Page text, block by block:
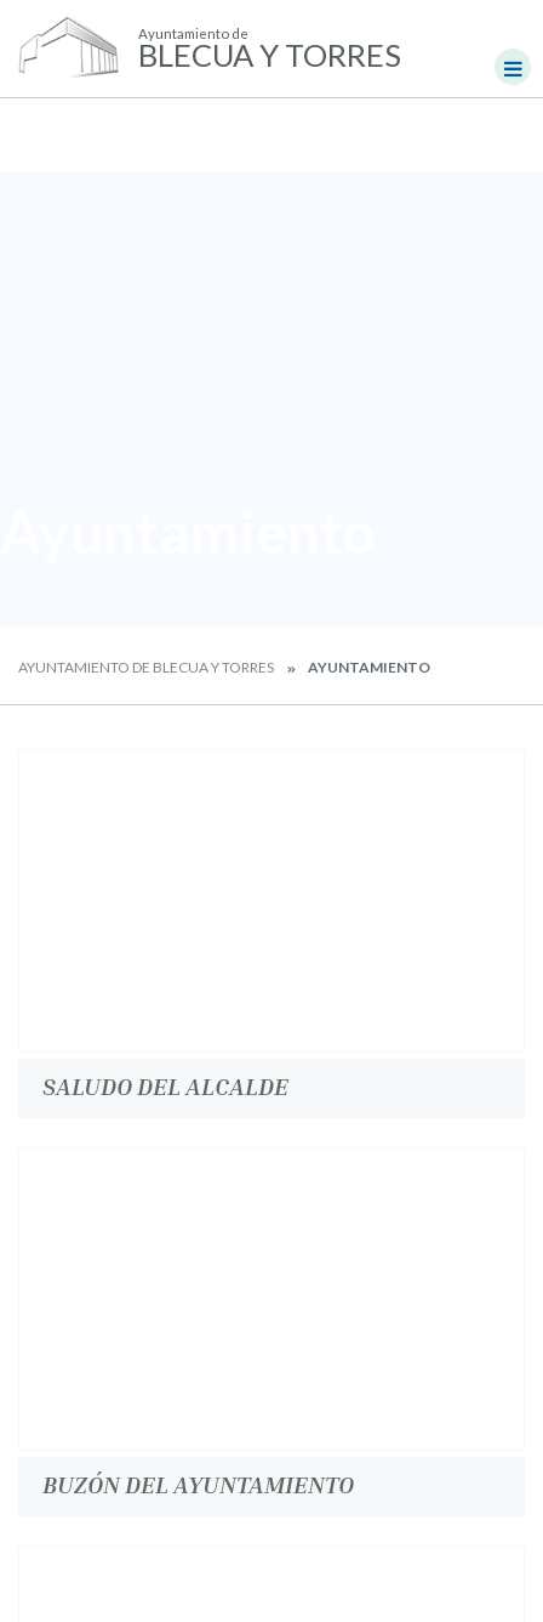
Ayuntamiento de
BLECUA Y TORRES
AYUNTAMIENTO DE BLECUA Y TORRES AYUNTAMIENTO
SALUDO DEL ALCALDE
BUZÓN DEL AYUNTAMIENTO